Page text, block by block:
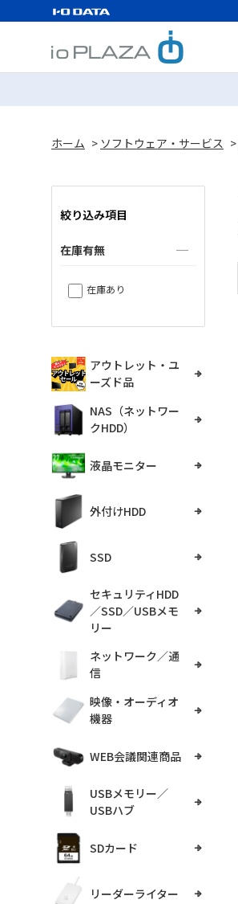
ホーム > ソフトウェア・サービス >
絞り込み項目
在庫有無
在庫あり
アウトレット・ユ
ーズド品
NAS（ネットワー
クHDD）
液晶モニター
外付けHDD
SSD
セキュリティHDD
／SSD／USBメモ
リー
ネットワーク／通
信
映像・オーディオ
機器
WEB会議関連商品
USBメモリー／
USBハブ
SDカード
リーダーライター